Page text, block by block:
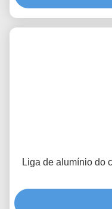
Liga de alumínio do